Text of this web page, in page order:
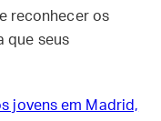
reconhecer os
que seus
jovens em Madrid,